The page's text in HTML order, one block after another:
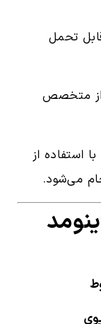
تحمل
از متخصص
استفاده از
می‌شود.